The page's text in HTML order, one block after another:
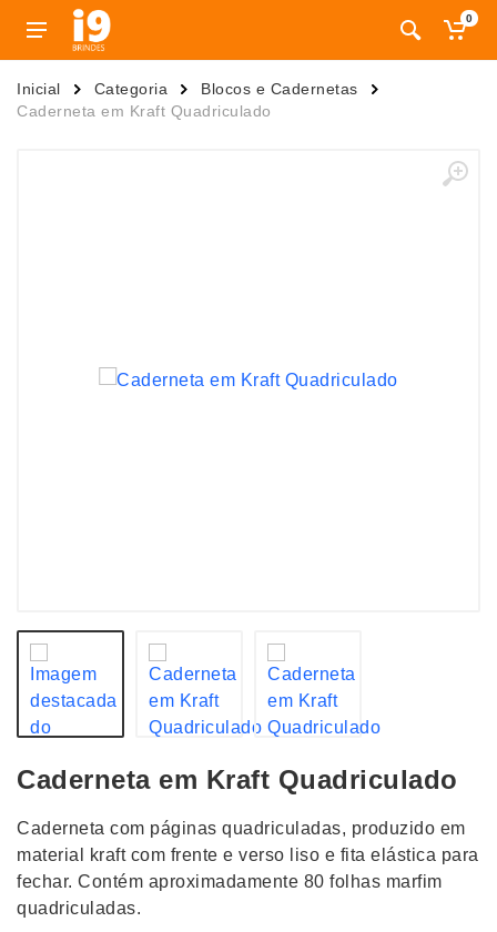
0
Inicial Categoria
Blocos e Cadernetas
Caderneta em Kraft Quadriculado
Caderneta em Kraft Quadriculado
Caderneta com páginas quadriculadas, produzido em
material kraft com frente e verso liso e fita elástica para
fechar. Contém aproximadamente 80 folhas marfim
quadriculadas.